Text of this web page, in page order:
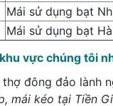
Mái sử dụng bạt
Mái sử dụng bạt
vực chúng tôi
đông đảo lành
mái kéo tại Tiền